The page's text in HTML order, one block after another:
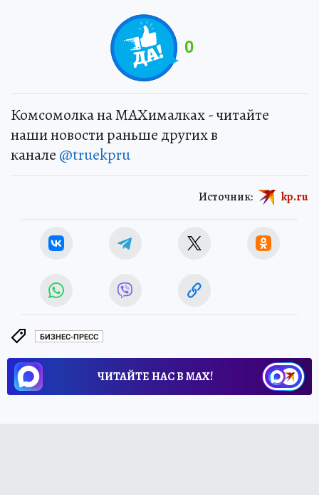
0
Комсомолка на MAXималках - читайте
наши новости раньше других в
канале @truekpru
Источник: kp.ru
БИЗНЕС-ПРЕСС
ЧИТАЙТЕ НАС В МАХ!